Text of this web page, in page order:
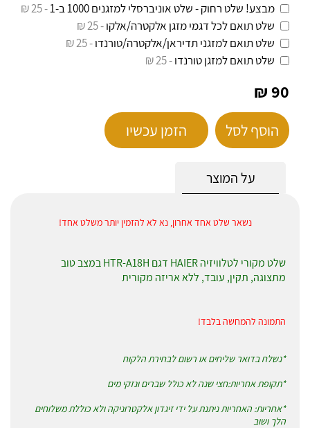
מבצע! שלט רחוק - שלט אוניברסלי למזגנים 1000 ב-1
- 25 ₪
שלט תואם לכל דגמי מזגן אלקטרה/אלקו- 25 ₪
שלט תואם למזגני תדיראן/אלקטרה/טורנדו- 25 ₪
שלט תואם למזגן טורנדו- 25 ₪
90 ₪
הוסף לסל הזמן עכשיו
על המוצר
נשאר שלט אחד אחרון, נא לא להזמין יותר משלט אחד!
שלט מקורי לטלוויזיה HAIER דגם HTR-A18H במצב טוב
מתצוגה, תקין, עובד, ללא אריזה מקורית
התמונה להמחשה בלבד!
*נשלח בדואר שליחים או רשום לבחירת הלקוח
*תקופת אחריות:חצי שנה לא כולל שברים ונזקי מים
*אחריות: האחריות ניתנת על ידי זיגדון אלקטרוניקה ולא כוללת משלוחים
הלך ושוב